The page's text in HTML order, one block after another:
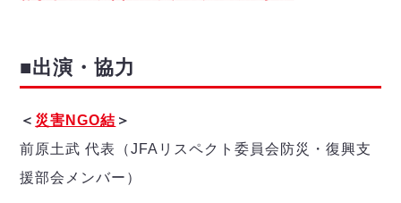
■出演・協力
＜ 災害NGO結 ＞
前原土武 代表（JFAリスペクト委員会防災・復興支
援部会メンバー）